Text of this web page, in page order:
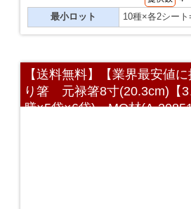
最小ロット 10種×各2シー
【送料無料】【業界最安値
り箸 元禄箸8寸(20.3cm)【3
膳×5袋×6袋) MO材(A-